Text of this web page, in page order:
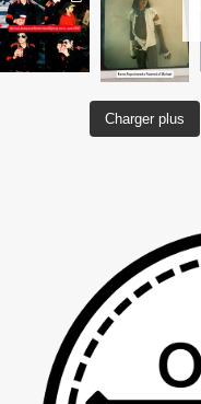
Charger plus